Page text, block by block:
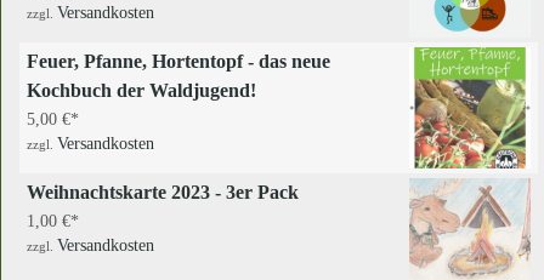
zzgl. Versandkosten
Feuer, Pfanne, Hortentopf - das neue
Kochbuch der Waldjugend!
5,00 €
zzgl. Versandkosten
Weihnachtskarte 2023 - 3er Pack
1,00 €
zzgl. Versandkosten